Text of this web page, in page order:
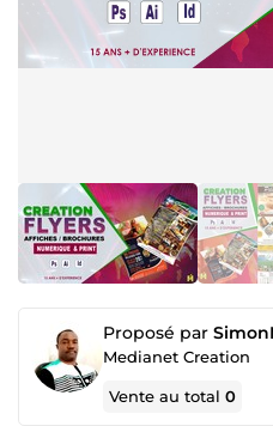
Proposé par
Medianet Creation
Vente au total0